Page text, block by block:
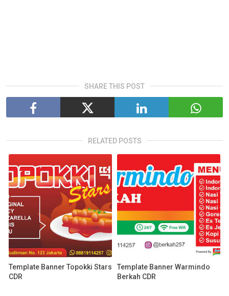
SHARE THIS POST
RELATED POSTS
Template Banner Topokki Stars
CDR
Template Banner Warmindo
Berkah CDR